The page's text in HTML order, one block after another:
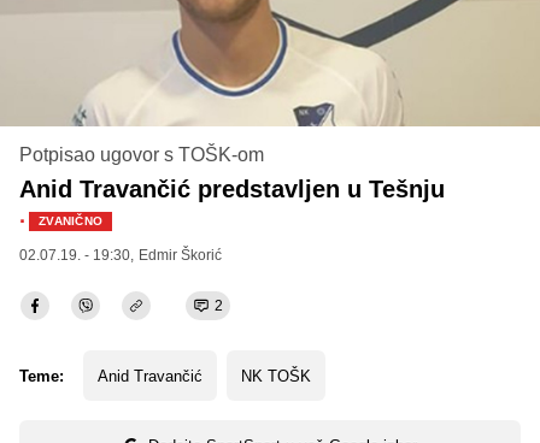
Potpisao ugovor s TOŠK-om
Anid Travančić predstavljen u Tešnju
· ZVANIČNO
02.07.19. - 19:30, Edmir Škorić
2
Teme: Anid Travančić NK TOŠK